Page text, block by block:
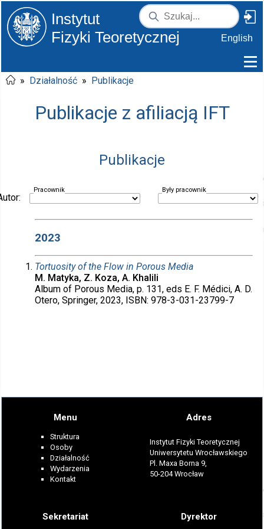
Instytut
Fizyki Teoretycznej
English
» Działalność » Publikacje
Publikacje z afiliacją IFT
Publikacje
Pracownik Były pracownik
2023
Tortuosity of the Flow in Porous Media
M. Matyka, Z. Koza, A. Khalili
Album of Porous Media, p. 131, eds E. F. Médici, A. D.
Otero, Springer, 2023, ISBN: 978-3-031-23799-7
Menu
Struktura
Osoby
Działalność
Wydarzenia
Kontakt
Adres
Instytut Fizyki Teoretycznej
Uniwersytetu Wrocławskiego
Pl. Maxa Borna 9,
50-204 Wrocław
Sekretariat Dyrektor